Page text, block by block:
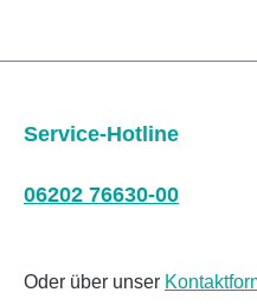
Service-Hotline
06202 76630-00
Oder über unser